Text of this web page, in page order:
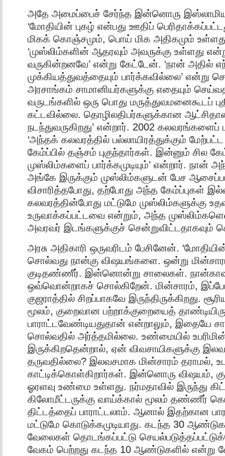
அதே அமைப்பைச் சேர்ந்த இன்னொரு
‘மோதியின் புகழ் என்பது ஊதிப்
மிகக் கொஞ்சமும், பொய் மிக அதிகமும்
‘முஸ்லிம்களின் ஆதரவும் அவருக்கு உள்ளது
வருகின்றனவே’ என்று கேட்டேன். ‘நான் அதில்
முக்கியத்துவத்தையும் பார்க்கவில்லை’ என்று
அரசாங்கம் சாமானியர்களுக்கு எதையும்
வருடங்களில் ஒரு பொது மருத்துவமனைகூடப்
கட்டவில்லை. தொழிலதிபர்களுக்கான
நடந்துவருகிறது’ என்றார். 2002 கலவரங்களைப்
‘அந்தக் கலவரத்தில் பல்லாயிரத்துக்கும்
கேம்ப்பில் தஞ்சம் புகுந்தார்கள். இன்னும் சில
முஸ்லிம்களைப் பார்க்கமுடியும்’ என்றார். நான்
அங்கே இருக்கும் முஸ்லிம்களுடன் பேச
விசாரித்தபோது, தற்போது அந்த கேம்ப்புகள்
கலவரத்தின்போது மட்டுமே முஸ்லிம்களுக்கு
உருவாக்கப்பட்டவை என்றும், அந்த
அவரவர் இடங்களுக்குச் சென்றுவிட்டதாகவும்
அரசு அதிகாரி ஒருவரிடம் பேசினேன்.
சொல்வது நான்கு விஷயங்களை. ஒன்று
குடிதண்ணீர். இன்னொன்று சாலைகள்.
ஒவ்வொன்றாகச் சொல்கிறேன். மின்சாரம்,
குஜராத்தில் சிறப்பாகவே இருந்திருக்கிறது.
மூலம், குறைவான பற்றாக்குறையைத்
பாராட்டவேண்டியதுதான் என்றாலும், இதையே
சொல்வதில் அர்த்தமில்லை. உண்மையில்
இருக்கிறதென்றால், ஏன் விவசாயிகளுக்கு
தருவதில்லை? இலவசமாக மின்சாரம் தராமல்,
காட்டிக்கொள்கிறார்கள். இன்னொரு விஷயம்,
ஓரளவு உண்மை உள்ளது. நர்மதாவில் இருந்து
கிலோமீட்டருக்கு வாய்க்கால் மூலம் தண்ணீர்
திட்டத்தைப் பாராட்டலாம். ஆனால் இதற்கான
மட்டுமே கொடுக்கமுடியாது. கடந்த 30
வேலைகள் தொடங்கப்பட்டு
வேகம் பெற்றது கடந்த 10 ஆண்டுகளில் என்று